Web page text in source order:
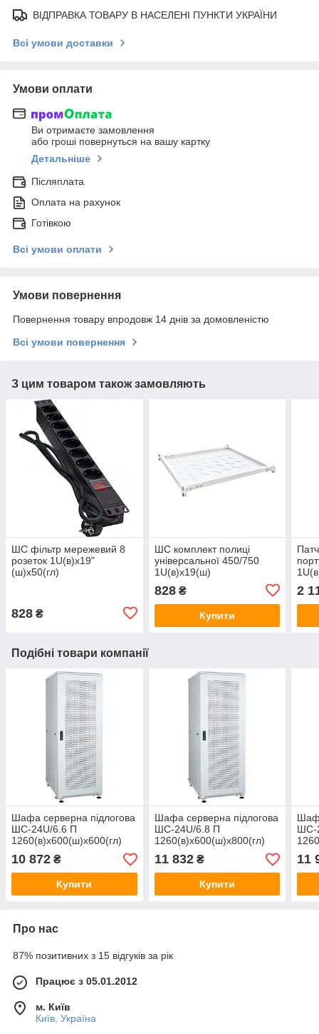
ВІДПРАВКА ТОВАРУ В НАСЕЛЕНІ ПУНКТИ УКРАЇНИ
Всі умови доставки
Умови оплати
Ви отримаєте замовлення
або гроші повернуться на вашу картку
Детальніше
Післяплата
Оплата на рахунок
Готівкою
Всі умови оплати
Умови повернення
Повернення товару впродовж 14 днів за домовленістю
Всі умови повернення
З цим товаром також замовляють
ШС фільтр мережевий 8
розеток 1U(в)х19"
(ш)х50(гл)
828 ₴
ШС комплект полиці
універсальної 450/750
1U(в)х19(ш)
828₴
Купити
2
Подібні товари компанії
Шафа серверна підлогова
ШС-24U/6.6 П
1260(в)х600(ш)х600(гл)
10 872 ₴
Купити
Шафа серверна підлогова
ШС-24U/6.8 П
1260(в)х600(ш)х800(гл)
11 832₴
Купити
ШС-
11
Про нас
87% позитивних з 15 відгуків за рік
Працює з 05.01.2012
м. Київ
Київ, Україна